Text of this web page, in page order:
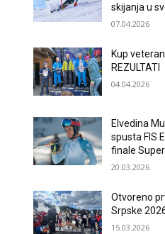
skijanja u
07.04.2026
Kup
REZULTATI
04.04.2026
Elvedina
spusta FIS
finale
20.03.2026
Otvoreno
Srpske
15.03.2026